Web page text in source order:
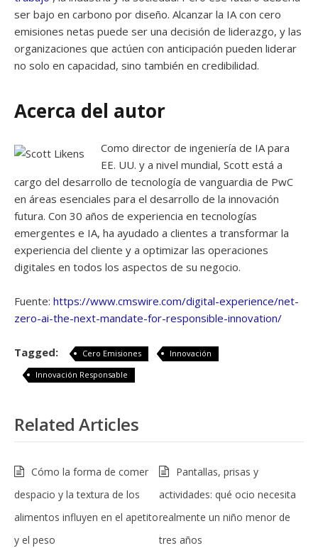
ser bajo en carbono por diseño. Alcanzar la IA con cero
emisiones netas puede ser una decisión de liderazgo, y las
organizaciones que actúen con anticipación pueden liderar
no solo en capacidad, sino también en credibilidad.
Acerca del autor
Como director de ingeniería de IA para
EE. UU. y a nivel mundial, Scott está a
cargo del desarrollo de tecnología de vanguardia de PwC
en áreas esenciales para el desarrollo de la innovación
futura. Con 30 años de experiencia en tecnologías
emergentes e IA, ha ayudado a clientes a transformar la
experiencia del cliente y a optimizar las operaciones
digitales en todos los aspectos de su negocio.
Fuente: https://www.cmswire.com/digital-experience/net-
zero-ai-the-next-mandate-for-responsible-innovation/
Tagged: Cero Emisiones
Innovación
Innovación Responsable
Related Articles
Cómo la forma de comer
despacio y la textura de los
alimentos influyen en el apetito
y el peso
Pantallas, prisas y
actividades: qué ocio necesita
realmente un niño menor de
tres años